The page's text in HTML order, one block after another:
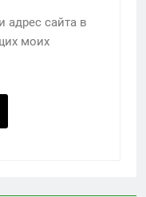
адрес сайта в
моих